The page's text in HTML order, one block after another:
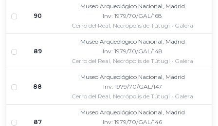
90
Museo Arqueológico Nacional, Madrid
Inv: 1979/70/GAL/168
Cerro del Real, Necrópolis de Tútugi • Galera
89
Museo Arqueológico Nacional, Madrid
Inv: 1979/70/GAL/148
Cerro del Real, Necrópolis de Tútugi • Galera
88
Museo Arqueológico Nacional, Madrid
Inv: 1979/70/GAL/147
Cerro del Real, Necrópolis de Tútugi • Galera
87
Museo Arqueológico Nacional, Madrid
Inv: 1979/70/GAL/146